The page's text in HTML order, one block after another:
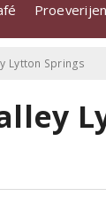
Lytton Springs